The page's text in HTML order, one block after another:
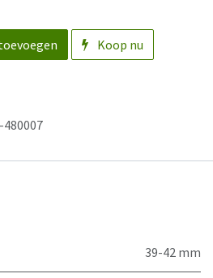
Koop nu
480007
39-42 mm